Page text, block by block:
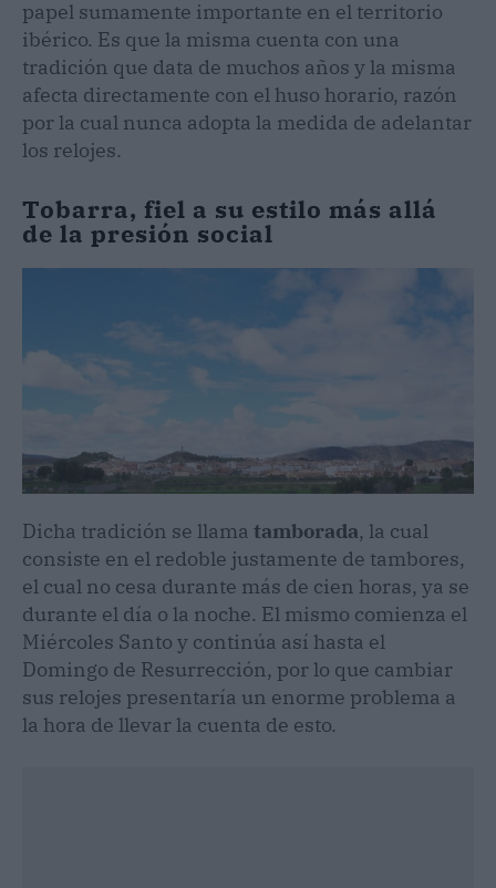
papel sumamente importante en el territorio
ibérico. Es que la misma cuenta con una
tradición que data de muchos años y la misma
afecta directamente con el huso horario, razón
por la cual nunca adopta la medida de adelantar
los relojes.
Tobarra, fiel a su estilo más allá
de la presión social
Dicha tradición se llama tamborada, la cual
consiste en el redoble justamente de tambores,
el cual no cesa durante más de cien horas, ya se
durante el día o la noche. El mismo comienza el
Miércoles Santo y continúa así hasta el
Domingo de Resurrección, por lo que cambiar
sus relojes presentaría un enorme problema a
la hora de llevar la cuenta de esto.